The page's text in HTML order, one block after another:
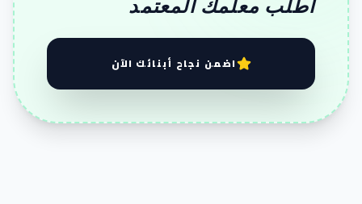
اطلب معلمك المعتمد
اضمن نجاح أبنائك الآن